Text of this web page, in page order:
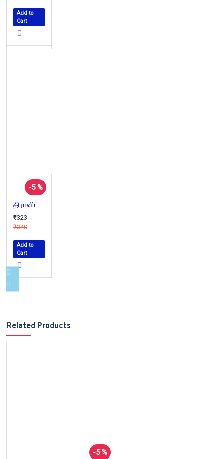
Add to
Cart
-5 %
திராவிட மானிடவியல்
₹323
₹340
Add to
Cart
Related Products
-5 %